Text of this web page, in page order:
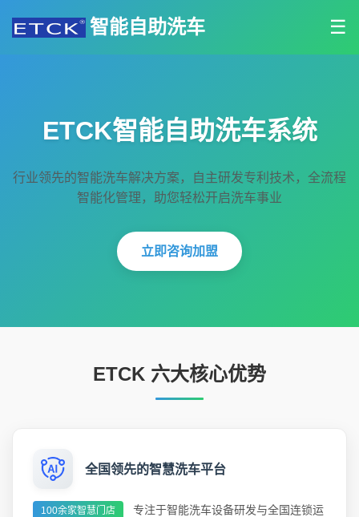
智能自助洗车 ☰
ETCK智能自助洗车系统
行业领先的智能洗车解决方案，自主研发专利技术，全流程
智能化管理，助您轻松开启洗车事业
立即咨询加盟
ETCK 六大核心优势
全国领先的智慧洗车平台
100余家智慧门店 专注于智能洗车设备研发与全国连锁运